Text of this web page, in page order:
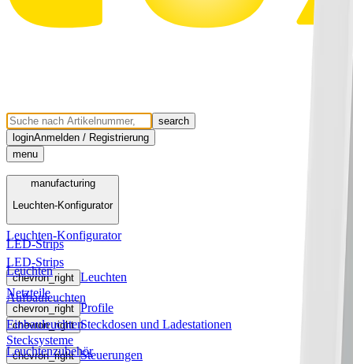
search
loginAnmelden / Registrierung
menu
Menü
manufacturing
Leuchten-Konfigurator
LED-Strips
chevron_right Leuchten
Netzteile
chevron_right Profile
chevron_right Steckdosen und Ladestationen
Stecksysteme
chevron_right Steuerungen
manufacturing
Leuchten-Konfigurator
LED-Strips
Leuchten
Aufbauleuchten
Einbauleuchten
Leuchtenzubehör